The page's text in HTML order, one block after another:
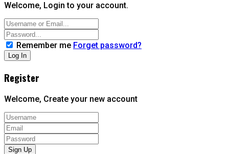
Welcome, Login to your account.
Remember me Forget password?
Register
Welcome, Create your new account